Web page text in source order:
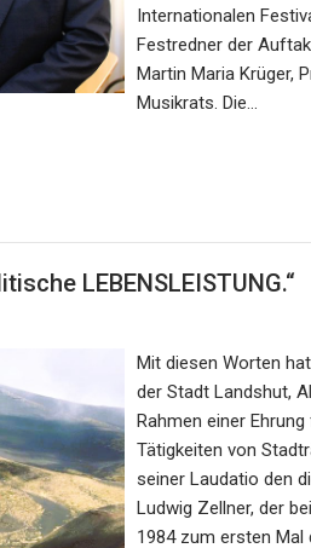
Internationalen
Festredner der
Martin Maria Krüger,
Musikrats. Die…
LEBENSLEISTUNG.“
Mit diesen Worten
der Stadt Landshut,
Rahmen einer
Tätigkeiten von
seiner Laudatio den
Ludwig Zellner, der
1984 zum ersten Mal